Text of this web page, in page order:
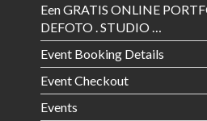
Een GRATIS ONLINE
DEFOTO . STUDIO …
Event Booking Details
Event Checkout
Events